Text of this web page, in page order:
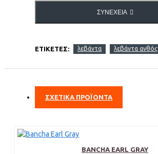
ΣΥΝΈΧΕΙΑ
ΕΤΙΚΈΤΕΣ: λεβάντα λεβάντα ανθός
ΣΧΕΤΙΚΑ ΠΡΟΪΟΝΤΑ
BANCHA EARL GRAY